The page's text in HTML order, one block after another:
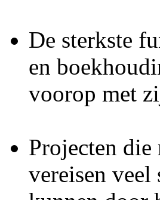
De sterkste
en
Projecten
vereisen